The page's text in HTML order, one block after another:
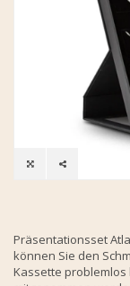
Präsentationsset
können Sie den
Kassette problemlos